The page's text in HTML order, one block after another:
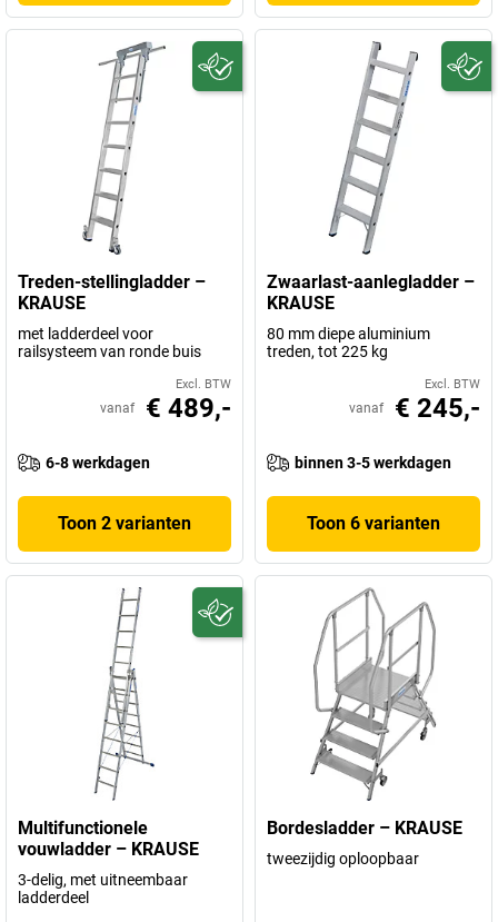
Treden-stellingladder –
KRAUSE
met ladderdeel voor
railsysteem van ronde buis
Excl. BTW
vanaf € 489,-
6-8 werkdagen
Toon 2 varianten
Zwaarlast-aanlegladder –
KRAUSE
80 mm diepe aluminium
treden, tot 225 kg
Excl. BTW
vanaf € 245,-
binnen 3-5 werkdagen
Toon 6 varianten
Multifunctionele
vouwladder – KRAUSE
3-delig, met uitneembaar
ladderdeel
Bordesladder – KRAUSE
tweezijdig oploopbaar